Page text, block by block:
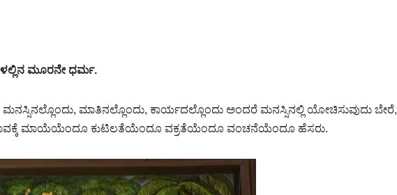
ಮೂರನೇ ಧರ್ಮ.
ಮನಸ್ಸಿನಲ್ಲೊಂದು, ಮಾತಿನಲ್ಲೊಂದು, ಕಾರ್ಯದಲ್ಲೊಂದು ಅಂದರೆ ಮನಸ್ಸಿನಲ್ಲಿ ಯೋಚಿಸುವುದು ಬೇರೆ,
ಮಾಯೆಯೆಂದೂ ಕುಟಿಲತೆಯೆಂದೂ ವಕ್ರತೆಯೆಂದೂ ವಂಚನೆಯೆಂದೂ ಹೆಸರು.